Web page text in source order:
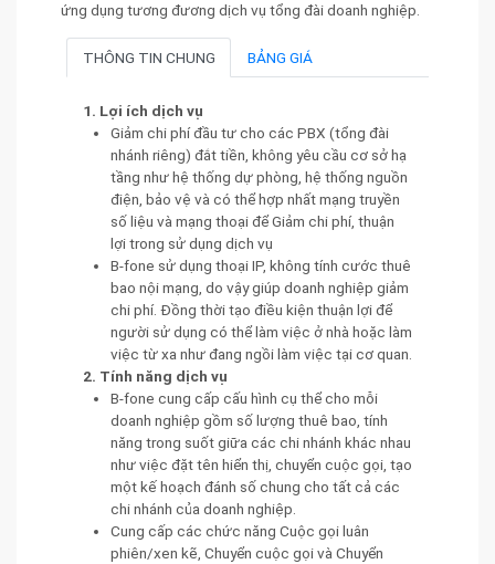
ứng dụng tương đương dịch vụ tổng đài doanh nghiệp.
THÔNG TIN CHUNG BẢNG GIÁ
1. Lợi ích dịch vụ
Giảm chi phí đầu tư cho các PBX (tổng đài
nhánh riêng) đắt tiền, không yêu cầu cơ sở hạ
tầng như hệ thống dự phòng, hệ thống nguồn
điện, bảo vệ và có thể hợp nhất mạng truyền
số liệu và mạng thoại để Giảm chi phí, thuận
lợi trong sử dụng dịch vụ
B-fone sử dụng thoại IP, không tính cước thuê
bao nội mạng, do vậy giúp doanh nghiệp giảm
chi phí. Đồng thời tạo điều kiện thuận lợi để
người sử dụng có thể làm việc ở nhà hoặc làm
việc từ xa như đang ngồi làm việc tại cơ quan.
2. Tính năng dịch vụ
B-fone cung cấp cấu hình cụ thể cho mỗi
doanh nghiệp gồm số lượng thuê bao, tính
năng trong suốt giữa các chi nhánh khác nhau
như việc đặt tên hiển thị, chuyển cuộc gọi, tạo
một kế hoạch đánh số chung cho tất cả các
chi nhánh của doanh nghiệp.
Cung cấp các chức năng Cuộc gọi luân
phiên/xen kẽ, Chuyển cuộc gọi và Chuyển